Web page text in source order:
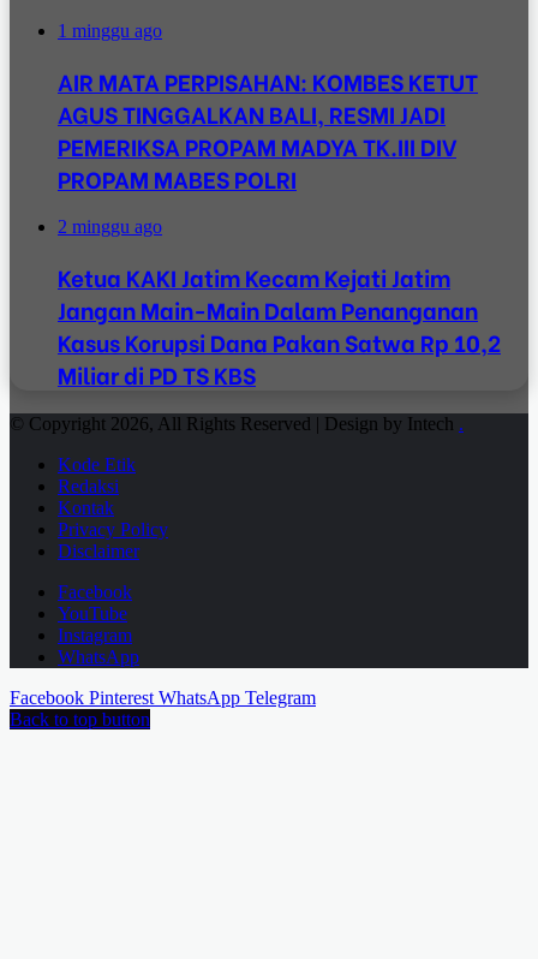
1 minggu ago
AIR MATA PERPISAHAN: KOMBES KETUT
AGUS TINGGALKAN BALI, RESMI JADI
PEMERIKSA PROPAM MADYA TK.III DIV
PROPAM MABES POLRI
2 minggu ago
Ketua KAKI Jatim Kecam Kejati Jatim
Jangan Main-Main Dalam Penanganan
Kasus Korupsi Dana Pakan Satwa Rp 10,2
Miliar di PD TS KBS
© Copyright 2026, All Rights Reserved | Design by Intech .
Kode Etik
Redaksi
Kontak
Privacy Policy
Disclaimer
Facebook
YouTube
Instagram
WhatsApp
Facebook Pinterest WhatsApp Telegram
Back to top button